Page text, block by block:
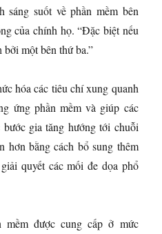
sáng suốt về phần mềm bên
của chính họ. “Đặc biệt nếu
bởi một bên thứ ba.”
hóa các tiêu chí xung quanh
ứng phần mềm và giúp các
gia tăng hướng tới chuỗi
hơn bằng cách bổ sung thêm
quyết các mối đe dọa phổ
được cung cấp ở mức